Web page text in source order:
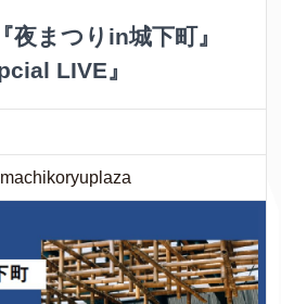
夜まつりin城下町』
LIVE』